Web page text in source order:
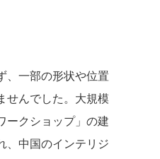
、一部の形状や位置
せんでした。大規模
ークショップ」の建
、中国のインテリジ